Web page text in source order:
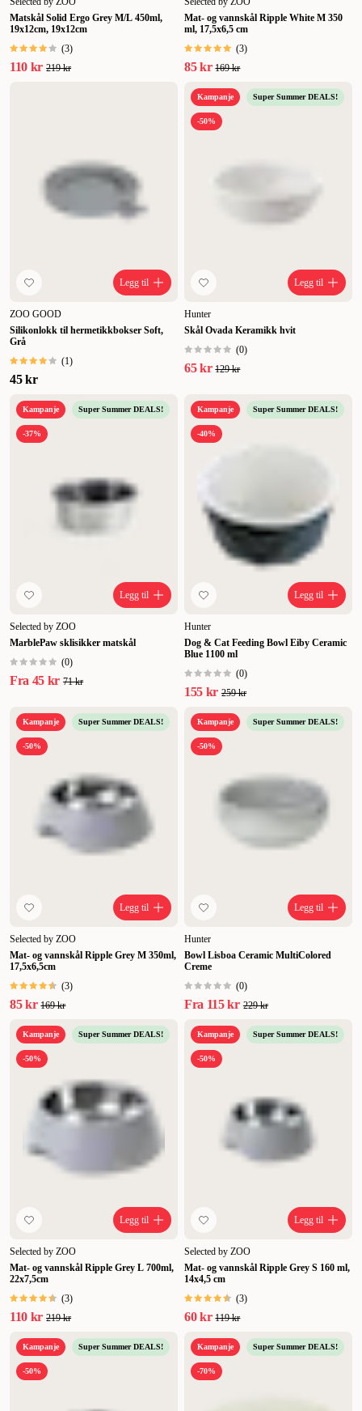
Matskål Solid Ergo Grey M/L 450ml,
19x12cm, 19x12cm
(3)
110 kr 219 kr
Mat- og vannskål Ripple White M 350
ml, 17,5x6,5 cm
(3)
85 kr 169 kr
Legg til
ZOO GOOD
Silikonlokk til hermetikkbokser Soft,
Grå
(1)
45 kr
Kampanje Super Summer DEALS!
-50%
Legg til
Hunter
Skål Ovada Keramikk hvit
(0)
65 kr 129 kr
Kampanje Super Summer DEALS!
-37%
Legg til
Selected by ZOO
MarblePaw sklisikker matskål
(0)
Fra 45 kr 71 kr
Kampanje Super Summer DEALS!
-40%
Legg til
Hunter
Dog & Cat Feeding Bowl Eiby Ceramic
Blue 1100 ml
(0)
155 kr 259 kr
Kampanje Super Summer DEALS!
-50%
Legg til
Selected by ZOO
Mat- og vannskål Ripple Grey M 350ml,
17,5x6,5cm
(3)
85 kr 169 kr
Kampanje Super Summer DEALS!
-50%
Legg til
Hunter
Bowl Lisboa Ceramic MultiColored
Creme
(0)
Fra 115 kr 229 kr
Kampanje Super Summer DEALS!
-50%
Legg til
Selected by ZOO
Mat- og vannskål Ripple Grey L 700ml,
22x7,5cm
(3)
110 kr 219 kr
Kampanje Super Summer DEALS!
-50%
Legg til
Selected by ZOO
Mat- og vannskål Ripple Grey S 160 ml,
14x4,5 cm
(3)
60 kr 119 kr
Kampanje Super Summer DEALS!
-50%
Kampanje Super Summer DEALS!
-70%